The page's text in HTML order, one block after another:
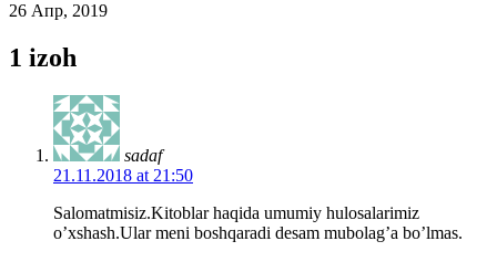
26 Апр, 2019
1 izoh
sadaf
21.11.2018 at 21:50
Salomatmisiz.Kitoblar haqida umumiy hulosalarimiz
o’xshash.Ular meni boshqaradi desam mubolag’a bo’lmas.